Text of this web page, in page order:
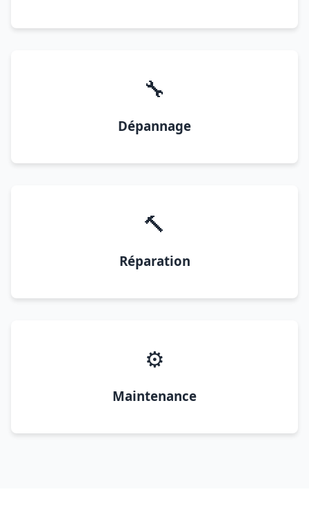
🔧
Dépannage
🔨
Réparation
⚙️
Maintenance